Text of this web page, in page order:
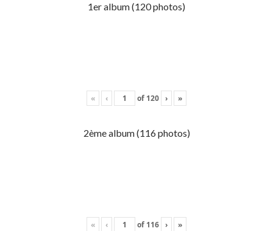
1er album (120 photos)
« ‹ of 120 › »
2ème album (116 photos)
« ‹ of 116 › »